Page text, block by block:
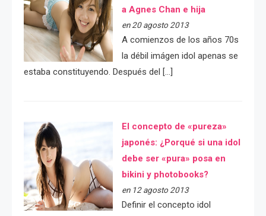
a Agnes Chan e hija
en 20 agosto 2013
A comienzos de los años 70s
la débil imágen idol apenas se
estaba constituyendo. Después del […]
El concepto de «pureza»
japonés: ¿Porqué si una idol
debe ser «pura» posa en
bikini y photobooks?
en 12 agosto 2013
Definir el concepto idol